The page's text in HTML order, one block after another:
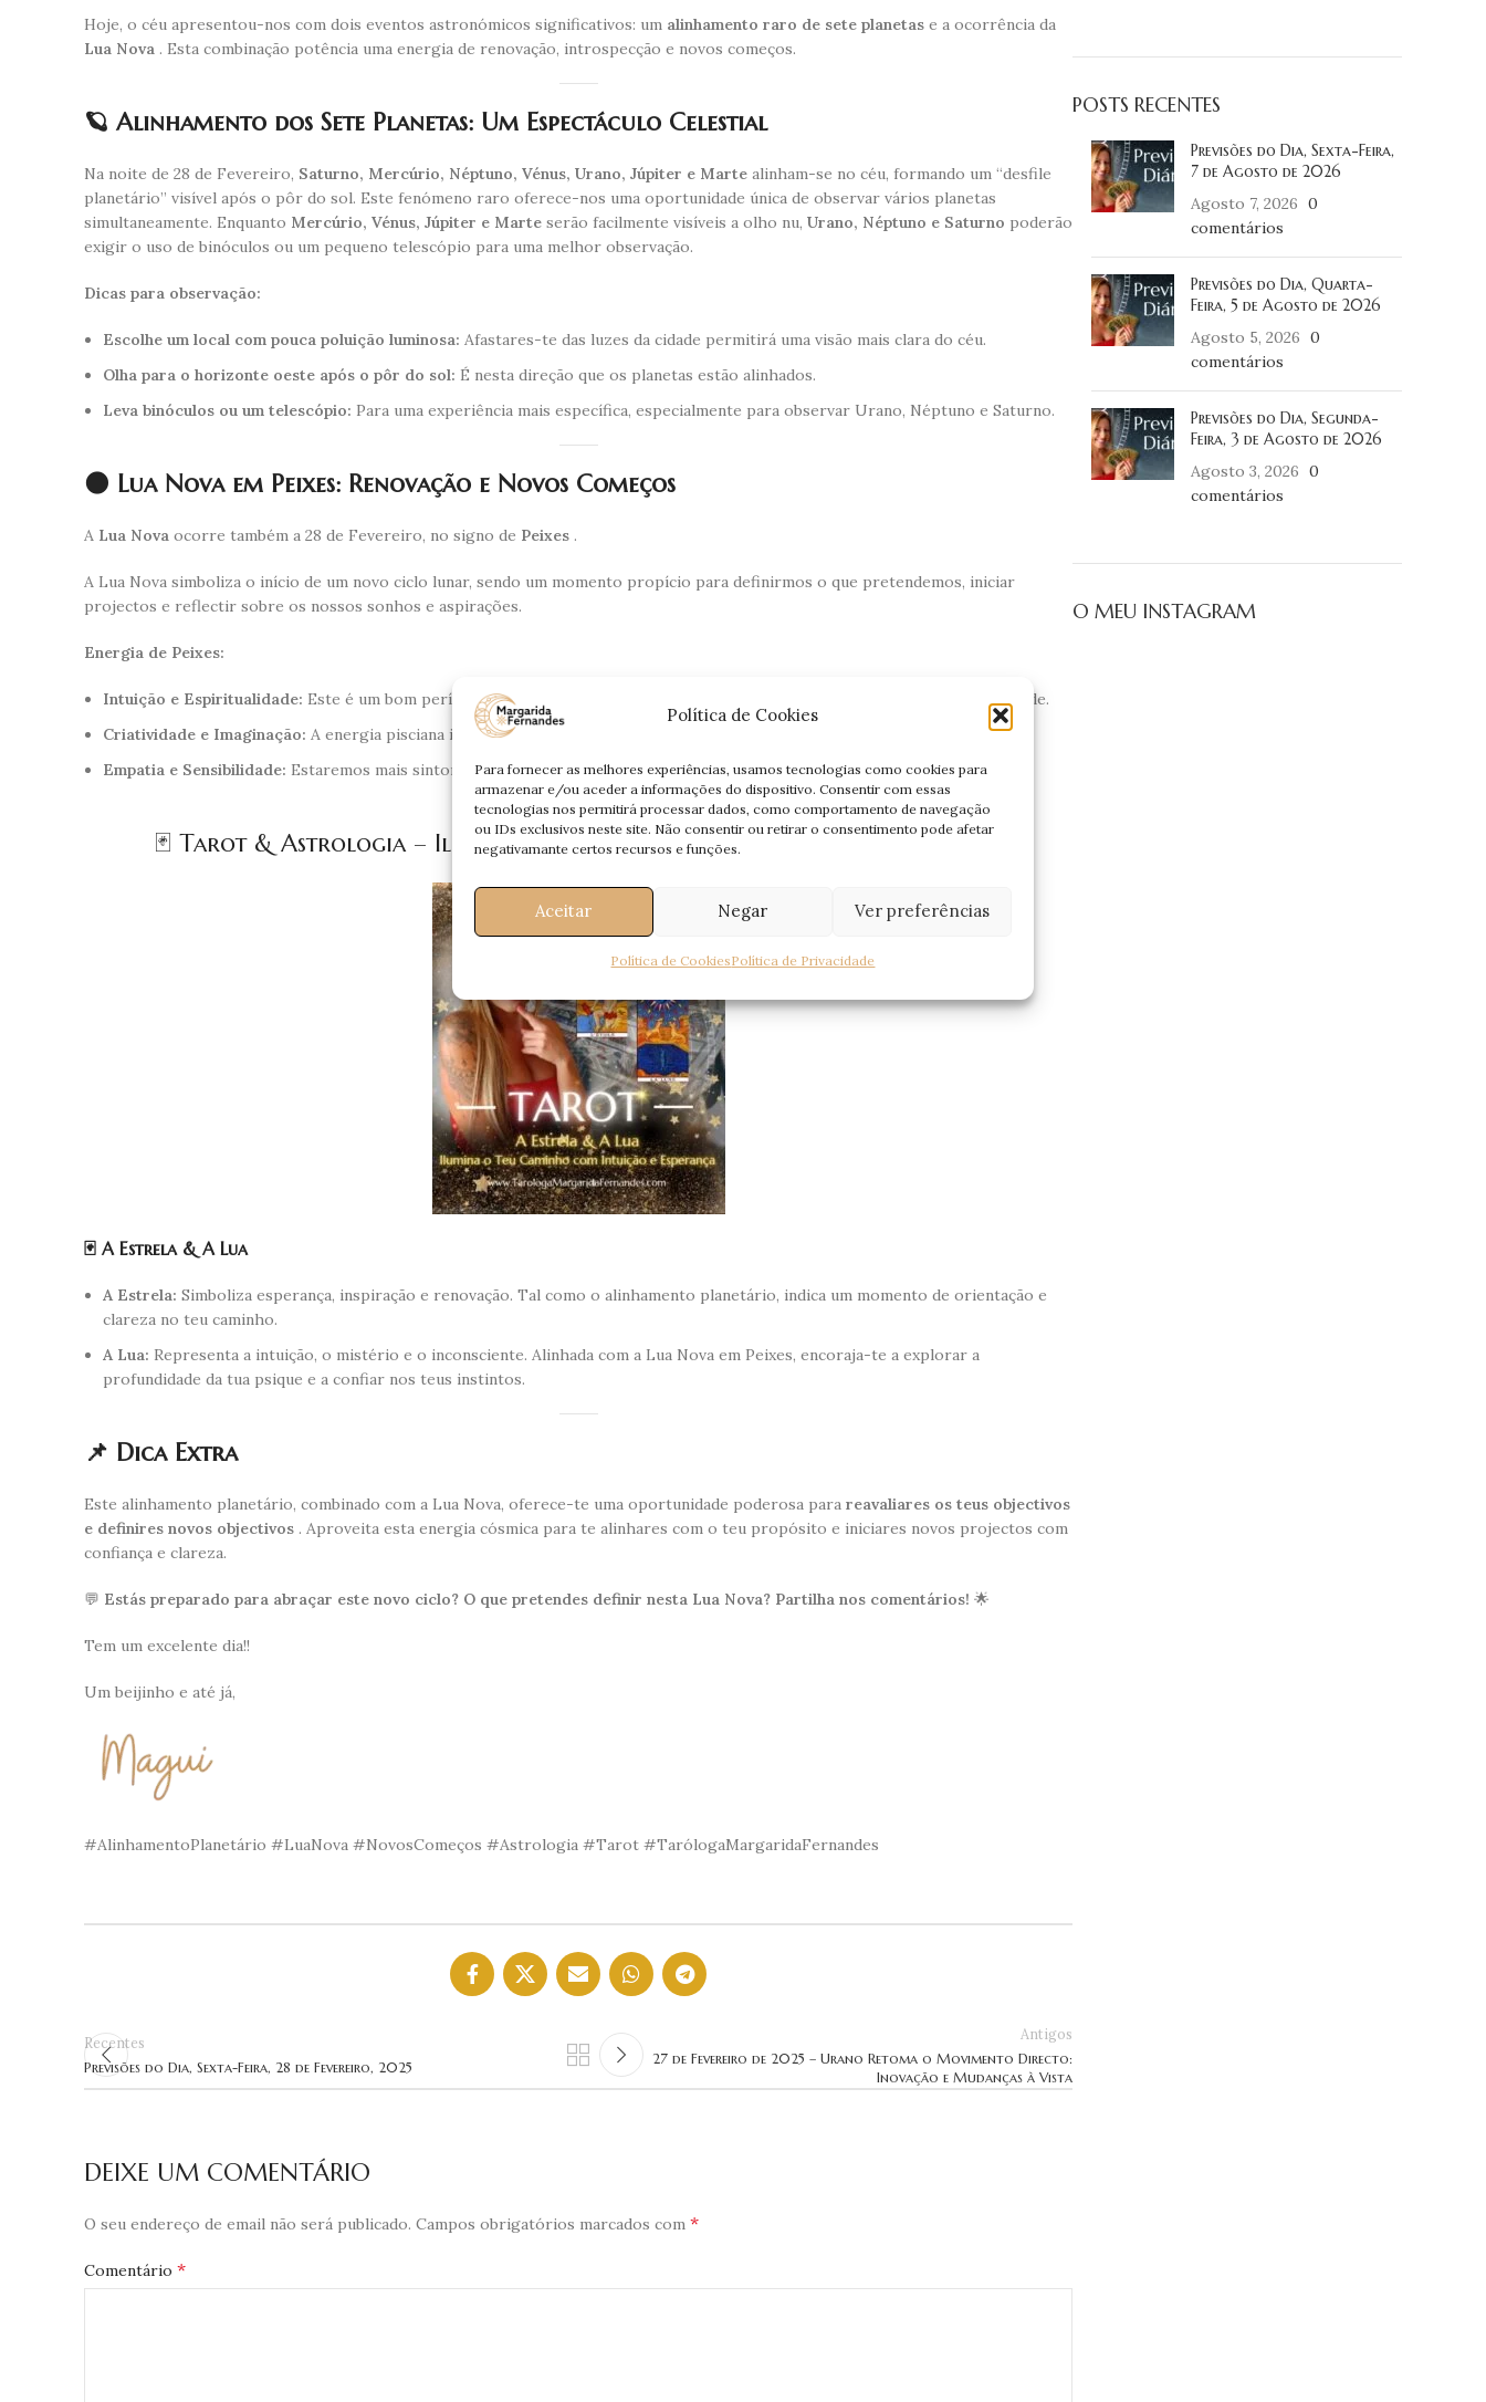
Política de Cookies
Para fornecer as melhores experiências, usamos tecnologias como cookies para
armazenar e/ou aceder a informações do dispositivo. Consentir com essas
tecnologias nos permitirá processar dados, como comportamento de navegação
ou IDs exclusivos neste site. Não consentir ou retirar o consentimento pode afetar
negativamante certos recursos e funções.
Aceitar Negar Ver preferências
Política de CookiesPolítica de Privacidade
Hoje, o céu apresentou-nos com dois eventos astronómicos significativos: um alinhamento raro de sete planetas e a ocorrência da
Lua Nova . Esta combinação potência uma energia de renovação, introspecção e novos começos.
🪐 Alinhamento dos Sete Planetas: Um Espectáculo Celestial
Na noite de 28 de Fevereiro, Saturno, Mercúrio, Néptuno, Vénus, Urano, Júpiter e Marte alinham-se no céu, formando um “desfile
planetário” visível após o pôr do sol. Este fenómeno raro oferece-nos uma oportunidade única de observar vários planetas
simultaneamente. Enquanto Mercúrio, Vénus, Júpiter e Marte serão facilmente visíveis a olho nu, Urano, Néptuno e Saturno poderão
exigir o uso de binóculos ou um pequeno telescópio para uma melhor observação.
Dicas para observação:
Escolhe um local com pouca poluição luminosa: Afastares-te das luzes da cidade permitirá uma visão mais clara do céu.
Olha para o horizonte oeste após o pôr do sol: É nesta direção que os planetas estão alinhados.
Leva binóculos ou um telescópio: Para uma experiência mais específica, especialmente para observar Urano, Néptuno e Saturno.
🌑 Lua Nova em Peixes: Renovação e Novos Começos
A Lua Nova ocorre também a 28 de Fevereiro, no signo de Peixes .
A Lua Nova simboliza o início de um novo ciclo lunar, sendo um momento propício para definirmos o que pretendemos, iniciar
projectos e reflectir sobre os nossos sonhos e aspirações.
Energia de Peixes:
Intuição e Espiritualidade: Este é um bom período para te conectares com a tua voz interior e explorares a tua espiritualidade.
Criatividade e Imaginação: A energia pisciana inspira-te a expressares-te através das artes e da criatividade.
Empatia e Sensibilidade: Estaremos mais sintonizados com as emoções dos outros, promovendo compaixão e compreensão.
🃏 Tarot & Astrologia – Ilumina o Teu Caminho com Intuição e Esperança
🃏 A Estrela & A Lua
A Estrela: Simboliza esperança, inspiração e renovação. Tal como o alinhamento planetário, indica um momento de orientação e
clareza no teu caminho.
A Lua: Representa a intuição, o mistério e o inconsciente. Alinhada com a Lua Nova em Peixes, encoraja-te a explorar a
profundidade da tua psique e a confiar nos teus instintos.
📌 Dica Extra
Este alinhamento planetário, combinado com a Lua Nova, oferece-te uma oportunidade poderosa para reavaliares os teus objectivos
e definires novos objectivos . Aproveita esta energia cósmica para te alinhares com o teu propósito e iniciares novos projectos com
confiança e clareza.
💬 Estás preparado para abraçar este novo ciclo? O que pretendes definir nesta Lua Nova? Partilha nos comentários! 🌟
Tem um excelente dia!!
Um beijinho e até já,
#AlinhamentoPlanetário #LuaNova #NovosComeços #Astrologia #Tarot #TarólogaMargaridaFernandes
Recentes
Previsões do Dia, Sexta-Feira, 28 de Fevereiro, 2025
Antigos
27 de Fevereiro de 2025 – Urano Retoma o Movimento Directo:
Inovação e Mudanças à Vista
DEIXE UM COMENTÁRIO
O seu endereço de email não será publicado. Campos obrigatórios marcados com *
Comentário *
POSTS RECENTES
Previsões do Dia, Sexta-Feira,
7 de Agosto de 2026
Agosto 7, 2026 0
comentários
Previsões do Dia, Quarta-
Feira, 5 de Agosto de 2026
Agosto 5, 2026 0
comentários
Previsões do Dia, Segunda-
Feira, 3 de Agosto de 2026
Agosto 3, 2026 0
comentários
O MEU INSTAGRAM